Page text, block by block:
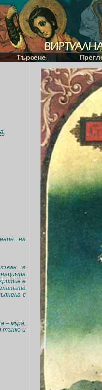
Търсене
на
е
е
с
– мура,
тънко и